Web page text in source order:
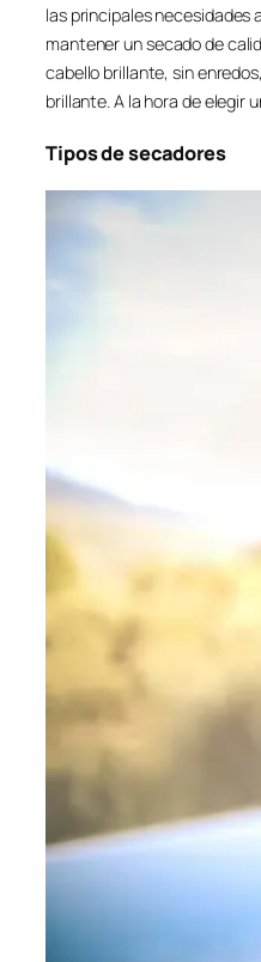
las principales necesidades
mantener un secado de
cabello brillante, sin
brillante. A la hora de elegir
Tipos de secadores